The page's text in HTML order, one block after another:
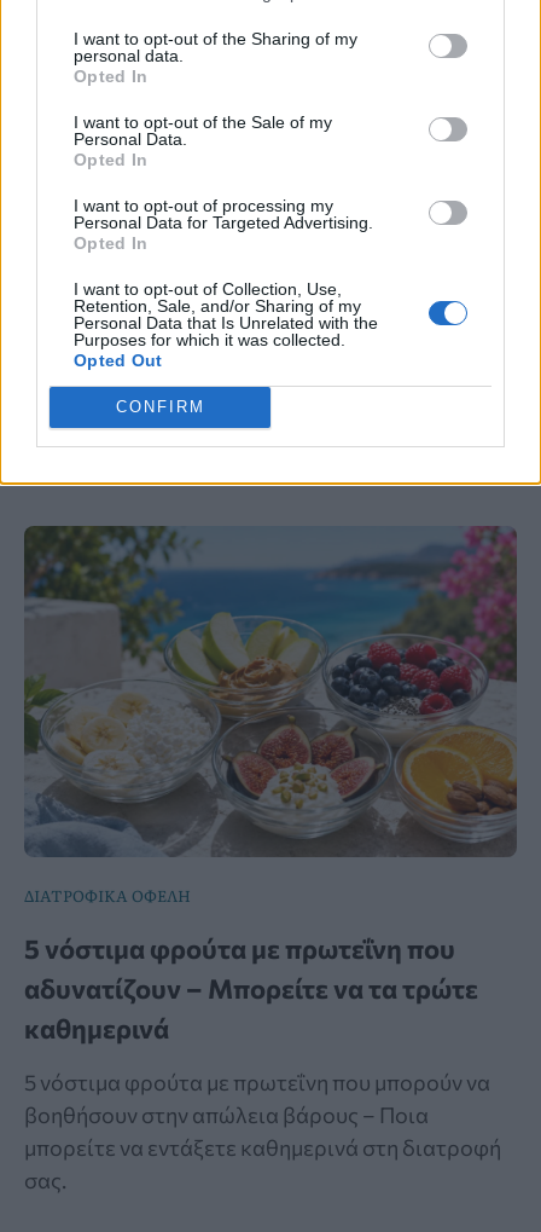
I want to opt-out of the Sharing of my
personal data.
Opted In
I want to opt-out of the Sale of my
Personal Data.
Opted In
I want to opt-out of processing my
Personal Data for Targeted Advertising.
Opted In
I want to opt-out of Collection, Use,
Retention, Sale, and/or Sharing of my
Personal Data that Is Unrelated with the
Purposes for which it was collected.
Opted Out
CONFIRM
ΠΡΟΣΩΠΙΚΗ ΜΑΡΤΥΡΙΑ
ιστορία της γυναίκας που νίκησε τα
ασθενείς
Δεκαέξι χρόνια μετά τη διάγνωση με πνευμονική
αρτηριακή υπέρταση, η Ιωάννα Αλυσανδράτου
μοιράζεται την ιστορία της και συνεχίζει να δίνει
ΔΙΑΤΡΟΦΙΚΑ ΟΦΕΛΗ
5 νόστιμα φρούτα με πρωτεΐνη που
αδυνατίζουν – Μπορείτε να τα τρώτε
καθημερινά
5 νόστιμα φρούτα με πρωτεΐνη που μπορούν να
βοηθήσουν στην απώλεια βάρους – Ποια
μπορείτε να εντάξετε καθημερινά στη διατροφή
σας.